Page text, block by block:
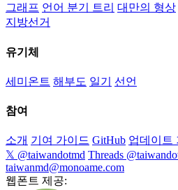
그래프 언어 분기 트리 대만의 형상
지방선거
유기체
세미온트 해부도 일기 선언
참여
소개 기여 가이드 GitHub 업데이트
𝕏 @taiwandotmd Threads
taiwanmd@monoame.com
웹폰트 제공: